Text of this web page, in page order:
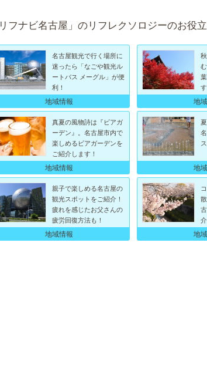
リフナビ名古屋」のリフレクソロジーのお役
名古屋観光で行く場所に
迷ったら「なごや観光ル
ートバス メーグル」が便
利！
地域情報
す
地
真夏の風物詩は『ビアガ
ーデン』。名古屋市内で
楽しめるビアガーデンを
ご紹介します！
地域情報 地
親子で楽しめる名古屋の
観光スポットをご紹介！
疲れを感じたお父さんの
疲労回復方法も！
地域情報
介
地